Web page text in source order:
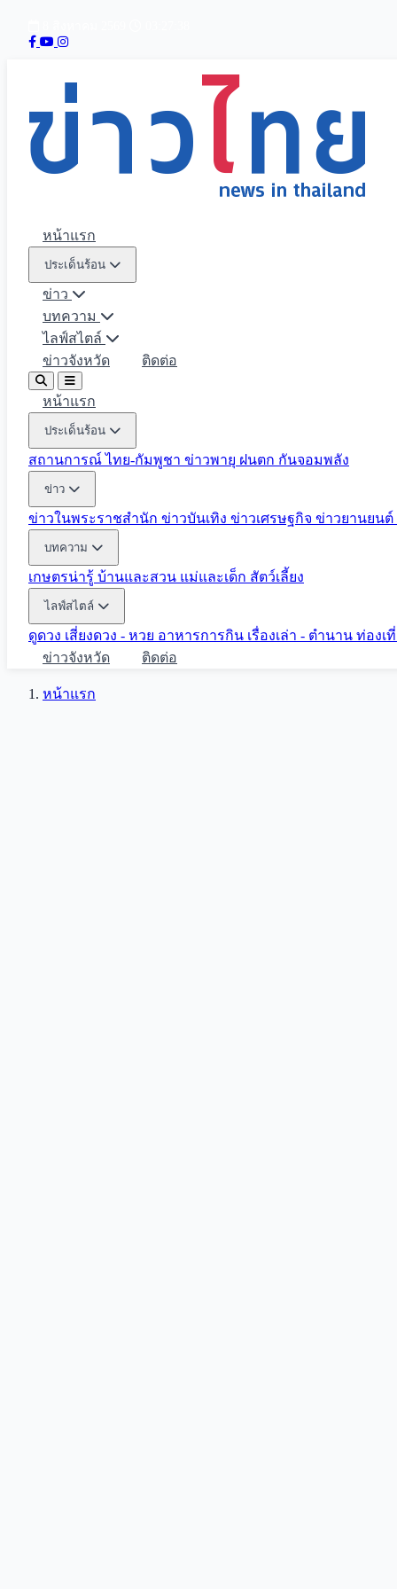
หน้าแรก
ประเด็นร้อน
ข่าว
บทความ
ไลฟ์สไตล์
ข่าวจังหวัด
ติดต่อ
หน้าแรก
ประเด็นร้อน
สถานการณ์ ไทย-กัมพูชา ข่าวพายุ ฝนตก กันจอมพลัง
ข่าว
ข่าวในพระราชสำนัก ข่าวบันเทิง ข่าวเศรษฐกิจ ข่าวยานยนต์
บทความ
เกษตรน่ารู้ บ้านและสวน แม่และเด็ก สัตว์เลี้ยง
ไลฟ์สไตล์
ดูดวง เสี่ยงดวง - หวย อาหารการกิน เรื่องเล่า - ตำนาน ท่องเ
ข่าวจังหวัด
ติดต่อ
หน้าแรก